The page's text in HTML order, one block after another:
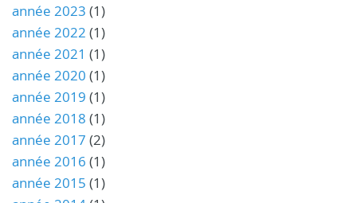
année 2023 (1)
année 2022 (1)
année 2021 (1)
année 2020 (1)
année 2019 (1)
année 2018 (1)
année 2017 (2)
année 2016 (1)
année 2015 (1)